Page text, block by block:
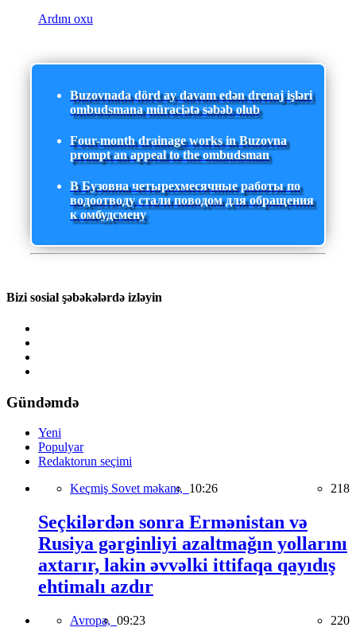
Ardını oxu
Buzovnada dörd ay davam edən drenaj işləri
ombudsmana müraciətə səbəb olub
Four-month drainage works in Buzovna
prompt an appeal to the ombudsman
В Бузовна четырехмесячные работы по
водоотводу стали поводом для обращения
к омбудсмену
Bizi sosial şəbəkələrdə izləyin
Gündəmdə
Yeni
Populyar
Redaktorun seçimi
Keçmiş Sovet məkanı, 10:26 218
Seçkilərdən sonra Ermənistan və
Rusiya gərginliyi azaltmağın yollarını
axtarır, lakin əvvəlki ittifaqa qayıdış
ehtimalı azdır
Avropa, 09:23 220